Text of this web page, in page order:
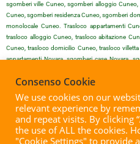
sgomberi ville Cuneo, sgomberi alloggio
Cuneo, sgomberi residenza Cuneo, sgomberi
monolocale Cuneo. Trasloco appartamenti
trasloco alloggio Cuneo, trasloco abitazione
Cuneo, trasloco domicilio Cuneo, trasloco
appartamenti Novara, sgomberi case Novara,
domicilio Novara, sgomberi villetta Novara,
Novara, trasloco case Novara, trasloco ville
Novara, trasloco palazzo Novara, trasloco
villetta Novara, trasloco monolocale Novara.
sgomberi ville Vercelli, sgomberi alloggio
Vercelli, sgomberi residenza Vercelli, sgomberi
Consenso Cookie
We use cookies on our
relevant experience by
and repeat visits. By clicking
the use of ALL the cookies.
"Cookie Settings" to provide